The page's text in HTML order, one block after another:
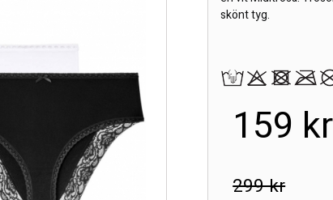
skönt tyg.
159 kr
299 kr